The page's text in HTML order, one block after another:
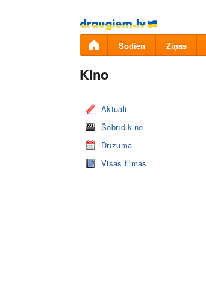
Pāriet
uz
saturu
Šodien Ziņas
Kino
Aktuāli
Šobrīd kino
Drīzumā
Visas filmas